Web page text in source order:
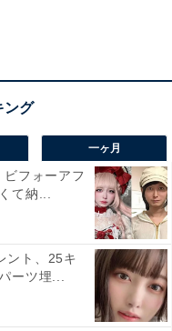
一ヶ月
フォーアフ
て納...
ント、25キ
ーツ埋...